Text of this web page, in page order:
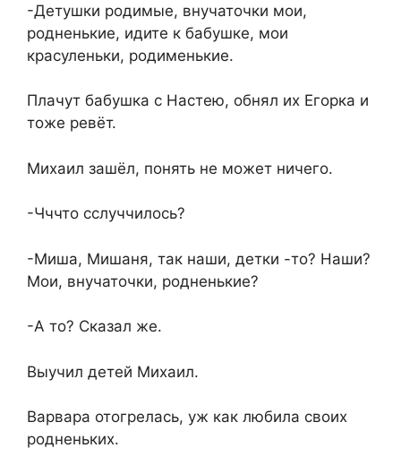
-Детушки родимые, внучаточки мои,
родненькие, идите к бабушке, мои
красуленьки, родименькие.
Плачут бабушка с Настею, обнял их Егорка и
тоже ревёт.
Михаил зашёл, понять не может ничего.
-Чччто сслуччилось?
-Миша, Мишаня, так наши, детки -то? Наши?
Мои, внучаточки, родненькие?
-А то? Сказал же.
Выучил детей Михаил.
Варвара отогрелась, уж как любила своих
родненьких.